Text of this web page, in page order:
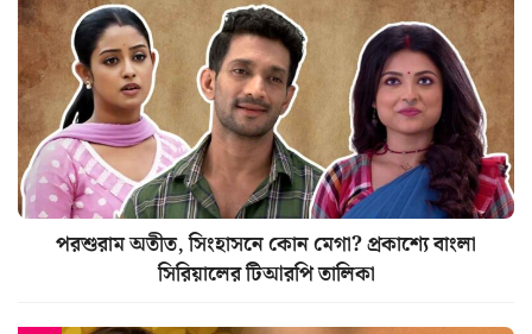
পরশুরাম অতীত, সিংহাসনে কোন মেগা? প্রকাশ্যে বাংলা
সিরিয়ালের টিআরপি তালিকা